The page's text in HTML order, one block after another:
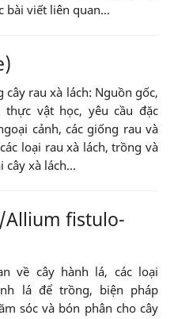
bài viết liên quan...
cây rau xà lách: Nguồn gốc,
thực vật học, yêu cầu đặc
cảnh, các giống rau và
loại rau xà lách, trồng và
cây xà lách...
Allium fistulo-
về cây hành lá, các loại
lá để trồng, biện pháp
sóc và bón phân cho cây